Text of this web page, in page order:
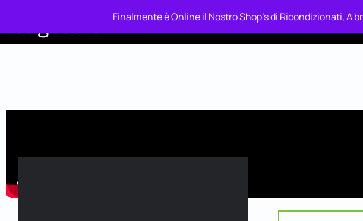
Finalmente è Online il Nostro Shop's di Ricondizionati, A
Piano Relax Backup & Recupero Dati